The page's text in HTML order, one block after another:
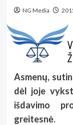
NG Media
Asmenų,
dėl joje
išdavimo
greitesnė.